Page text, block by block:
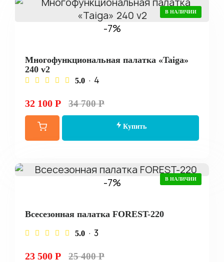
-7%
В НАЛИЧИИ
Многофункциональная палатка «Taiga»
240 v2
5.0 · 4
32 100 Р 34 700 Р
Купить
-7% В НАЛИЧИИ
Всесезонная палатка FOREST-220
5.0 · 3
23 500 Р 25 400 Р